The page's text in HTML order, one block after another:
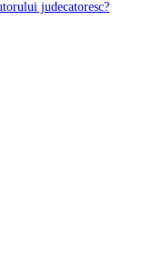
judecatoresc?